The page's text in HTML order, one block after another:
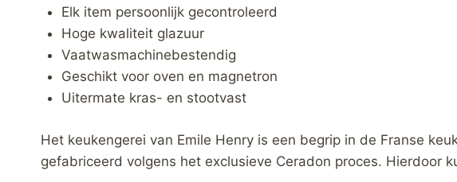
Elk item persoonlijk gecontroleerd
Hoge kwaliteit glazuur
Vaatwasmachinebestendig
Geschikt voor oven en magnetron
Uitermate kras- en stootvast
Het keukengerei van Emile Henry is een begrip in de Franse
gefabriceerd volgens het exclusieve Ceradon proces. Hierdoor